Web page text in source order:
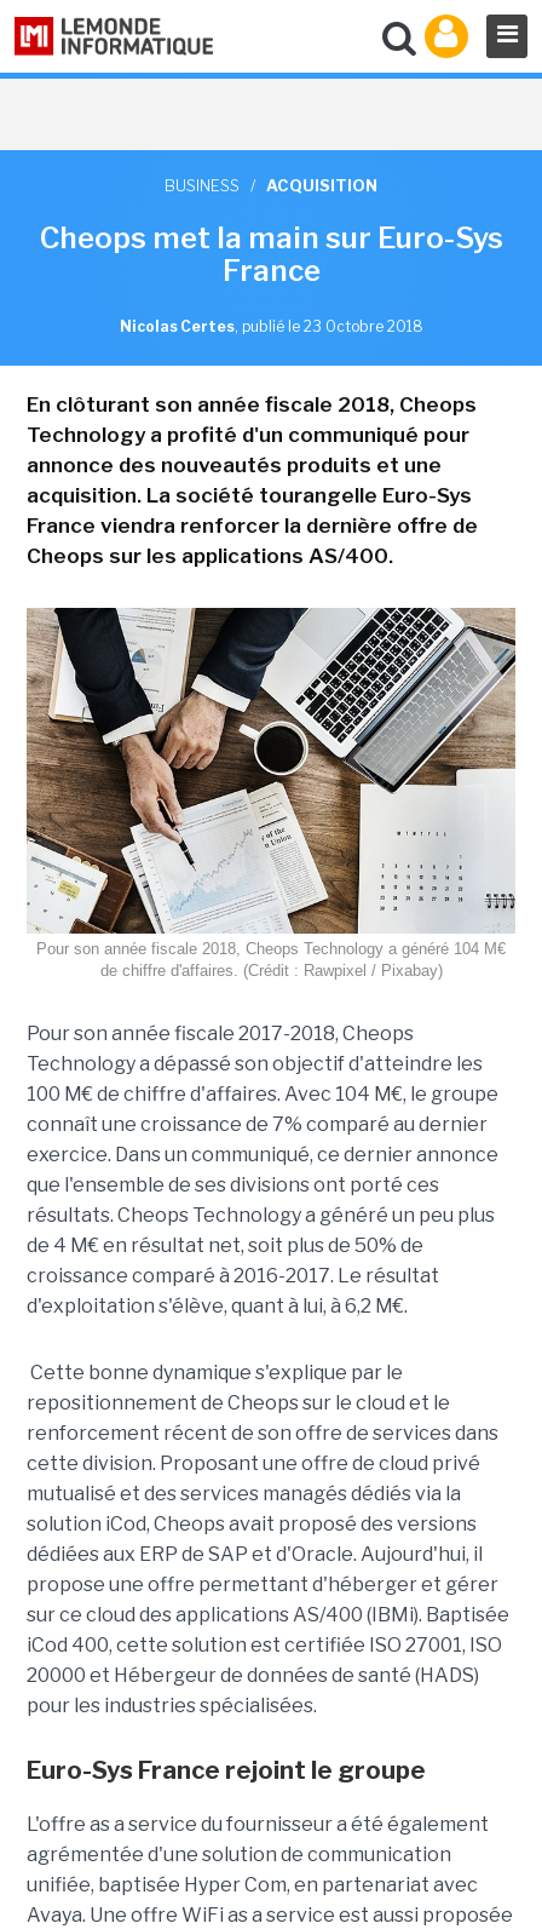
BUSINESS / ACQUISITION
Cheops met la main sur Euro-Sys
France
Nicolas Certes, publié le 23 Octobre 2018
En clôturant son année fiscale 2018, Cheops
Technology a profité d'un communiqué pour
annonce des nouveautés produits et une
acquisition. La société tourangelle Euro-Sys
France viendra renforcer la dernière offre de
Cheops sur les applications AS/400.
Pour son année fiscale 2018, Cheops Technology a généré 104 M€
de chiffre d'affaires. (Crédit : Rawpixel / Pixabay)
Pour son année fiscale 2017-2018, Cheops
Technology a dépassé son objectif d'atteindre les
100 M€ de chiffre d'affaires. Avec 104 M€, le groupe
connaît une croissance de 7% comparé au dernier
exercice. Dans un communiqué, ce dernier annonce
que l'ensemble de ses divisions ont porté ces
résultats. Cheops Technology a généré un peu plus
de 4 M€ en résultat net, soit plus de 50% de
croissance comparé à 2016-2017. Le résultat
d'exploitation s'élève, quant à lui, à 6,2 M€.
Cette bonne dynamique s'explique par le
repositionnement de Cheops sur le cloud et le
renforcement récent de son offre de services dans
cette division. Proposant une offre de cloud privé
mutualisé et des services managés dédiés via la
solution iCod, Cheops avait proposé des versions
dédiées aux ERP de SAP et d'Oracle. Aujourd'hui, il
propose une offre permettant d'héberger et gérer
sur ce cloud des applications AS/400 (IBMi). Baptisée
iCod 400, cette solution est certifiée ISO 27001, ISO
20000 et Hébergeur de données de santé (HADS)
pour les industries spécialisées.
Euro-Sys France rejoint le groupe
L'offre as a service du fournisseur a été également
agrémentée d'une solution de communication
unifiée, baptisée Hyper Com, en partenariat avec
Avaya. Une offre WiFi as a service est aussi proposée